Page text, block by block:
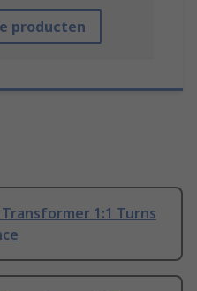
producten
1:1 Turns